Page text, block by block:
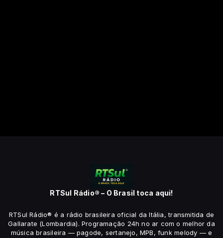
RTSul Rádio® – O Brasil toca aqui!
RTSul Rádio® é a rádio brasileira oficial da Itália, transmitida de
Gallarate (Lombardia). Programação 24h no ar com o melhor da
música brasileira — pagode, sertanejo, MPB, funk melody — e